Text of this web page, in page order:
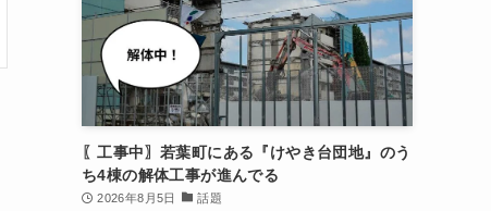
〖工事中〗若葉町にある『けやき台団地』のう
ち4棟の解体工事が進んでる
2026年8月5日 話題